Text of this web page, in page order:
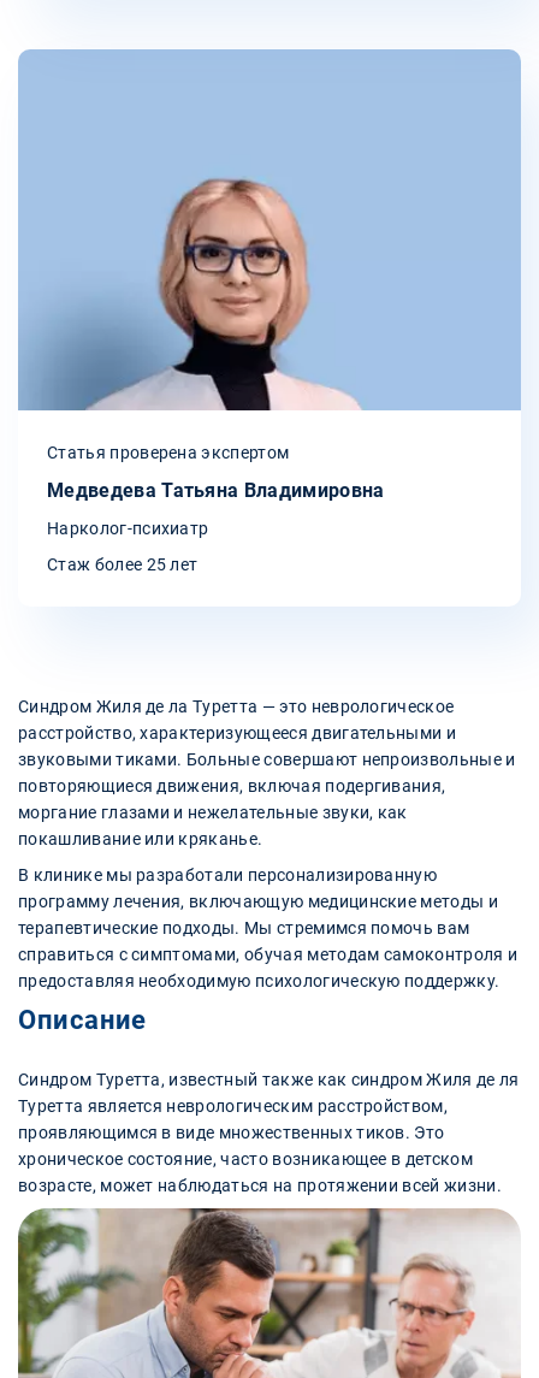
Статья проверена экспертом
Медведева Татьяна Владимировна
Нарколог-психиатр
Стаж более 25 лет
Синдром Жиля де ла Туретта — это неврологическое
расстройство, характеризующееся двигательными и
звуковыми тиками. Больные совершают непроизвольные и
повторяющиеся движения, включая подергивания,
моргание глазами и нежелательные звуки, как
покашливание или кряканье.
В клинике мы разработали персонализированную
программу лечения, включающую медицинские методы и
терапевтические подходы. Мы стремимся помочь вам
справиться с симптомами, обучая методам самоконтроля и
предоставляя необходимую психологическую поддержку.
Описание
Синдром Туретта, известный также как синдром Жиля де ля
Туретта является неврологическим расстройством,
проявляющимся в виде множественных тиков. Это
хроническое состояние, часто возникающее в детском
возрасте, может наблюдаться на протяжении всей жизни.